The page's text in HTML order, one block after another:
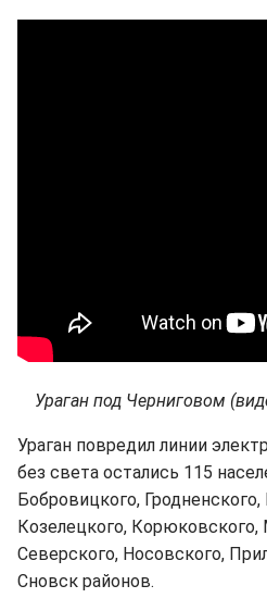
Ураган под Черниговом
Ураган повредил линии
без света остались 115
Бобровицкого, Гродненского,
Козелецкого, Корюковского,
Северского, Носовского,
Сновск районов.